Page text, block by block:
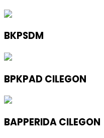
BKPSDM
BPKPAD CILEGON
BAPPERIDA CILEGON